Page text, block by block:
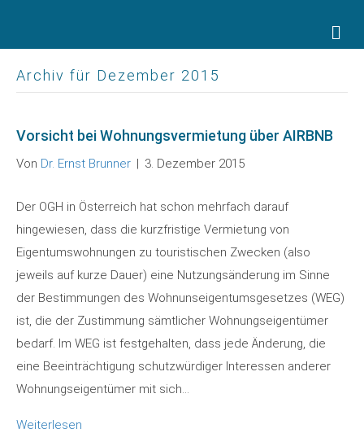
Archiv für Dezember 2015
Vorsicht bei Wohnungsvermietung über AIRBNB
Von Dr. Ernst Brunner | 3. Dezember 2015
Der OGH in Österreich hat schon mehrfach darauf
hingewiesen, dass die kurzfristige Vermietung von
Eigentumswohnungen zu touristischen Zwecken (also
jeweils auf kurze Dauer) eine Nutzungsänderung im Sinne
der Bestimmungen des Wohnunseigentumsgesetzes (WEG)
ist, die der Zustimmung sämtlicher Wohnungseigentümer
bedarf. Im WEG ist festgehalten, dass jede Änderung, die
eine Beeinträchtigung schutzwürdiger Interessen anderer
Wohnungseigentümer mit sich…
Weiterlesen